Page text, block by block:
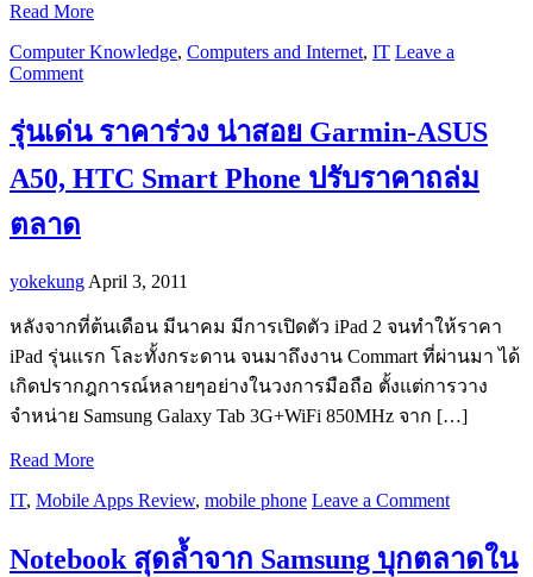
Read More
Computer Knowledge, Computers and Internet, IT Leave a
Comment
รุ่นเด่น ราคาร่วง น่าสอย Garmin-ASUS
A50, HTC Smart Phone ปรับราคาถล่ม
ตลาด
yokekung April 3, 2011
หลังจากที่ต้นเดือน มีนาคม มีการเปิดตัว iPad 2 จนทำให้ราคา
iPad รุ่นแรก โละทั้งกระดาน จนมาถึงงาน Commart ที่ผ่านมา ได้
เกิดปรากฎการณ์หลายๆอย่างในวงการมือถือ ตั้งแต่การวาง
จำหน่าย Samsung Galaxy Tab 3G+WiFi 850MHz จาก […]
Read More
IT, Mobile Apps Review, mobile phone Leave a Comment
Notebook สุดล้ำจาก Samsung บุกตลาดใน